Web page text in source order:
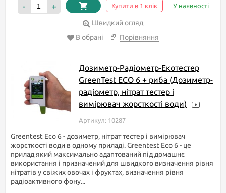
- + Купити в 1 клік У наявності
Швидкий огляд
В обрані
Порівняння
Дозиметр-Радіометр-Екотестер
GreenTest ECO 6 + риба (Дозиметр-
радіометр, нітрат тестер і
вимірювач жорсткості води)
Артикул: 10287
Greentest Eco 6 - дозиметр, нітрат тестер і вимірювач
жорсткості води в одному приладі. Greentest Eco 6 - це
прилад який максимально адаптований під домашнє
використання і призначений для швидкого визначення рівня
нітратів у свіжих овочах і фруктах, визначення рівня
радіоактивного фону...